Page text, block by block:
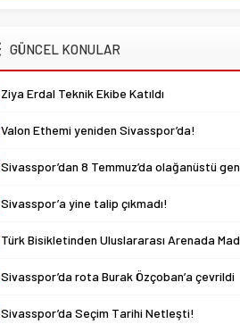
23 Şubat 2025 07:02
GÜNCEL KONULAR
Ziya Erdal Teknik Ekibe Katıldı
Valon Ethemi yeniden Sivasspor’da!
Sivasspor’dan 8 Temmuz’da olağanüstü genel kurul kararı!
Sivasspor’a yine talip çıkmadı!
Türk Bisikletinden Uluslararası Arenada Madalya Yağmuru
Sivasspor’da rota Burak Özçoban’a çevrildi
Sivasspor’da Seçim Tarihi Netleşti!